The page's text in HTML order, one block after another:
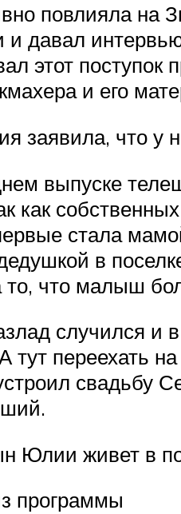
повлияла на
и давал
этот
и его
заявила, что у
выпуске
как
стала
в
что малыш
случился
тут переехать
свадьбу
Юлии живет в
программы